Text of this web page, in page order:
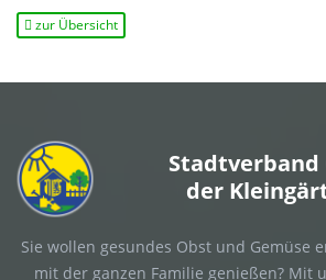
zur Übersicht
Stadtverband
der
Sie wollen gesundes Obst und Gemüse
mit der ganzen Familie genießen? Mit